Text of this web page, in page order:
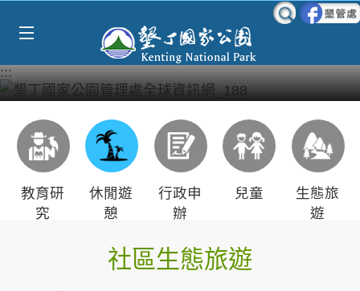
:::
教育研
究
休閒遊
憩
行政申
辦
兒童
生態旅
遊
社區生態旅遊